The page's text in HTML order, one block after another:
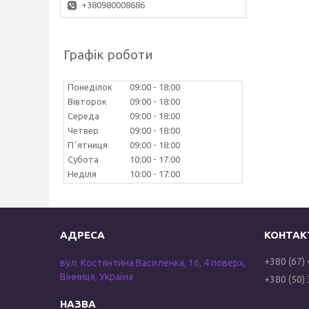
+380980008686
Графік роботи
Понеділок 09:00
18:00
Вівторок
09:00
18:00
Середа
09:00
18:00
Четвер
09:00
18:00
Пʼятниця
09:00
18:00
Субота
10:00
17:00
Неділя
10:00 17:00
вул. Костянтина Василенка, 16, 4 поверх,
Вінниця, Україна
+380 (67)
+380 (50)